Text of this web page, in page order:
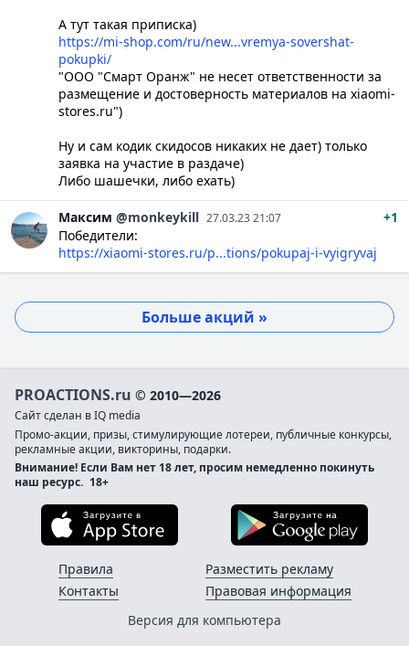
А тут такая приписка)
https://mi-shop.com/ru/new...vremya-sovershat-
pokupki/
"ООО "Смарт Оранж" не несет ответственности за
размещение и достоверность материалов на xiaomi-
stores.ru")
Ну и сам кодик скидосов никаких не дает) только
заявка на участие в раздаче)
Либо шашечки, либо ехать)
Максим @monkeykill 27.03.23 21:07
+1
Победители:
https://xiaomi-stores.ru/p...tions/pokupaj-i-vyigryvaj
Больше акций »
PROACTIONS.ru © 2010—2026
Сайт сделан в IQ media
Промо-акции, призы, стимулирующие лотереи, публичные конкурсы,
рекламные акции, викторины, подарки.
Внимание! Если Вам нет 18 лет, просим немедленно покинуть
наш ресурс. 18+
Загрузите в App Store
Правила
Контакты
Разместить рекламу
Правовая информация
Версия для компьютера